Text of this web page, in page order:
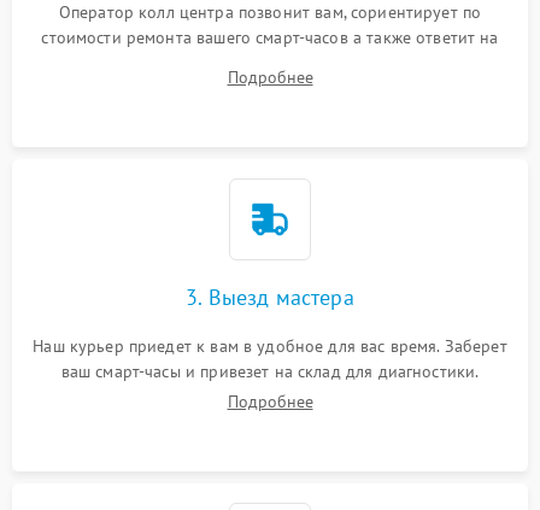
Оператор колл центра позвонит вам, сориентирует по
стоимости ремонта вашего смарт-часов а также ответит на
Подробнее
3. Выезд мастера
Наш курьер приедет к вам в удобное для вас время. Заберет
ваш смарт-часы и привезет на склад для диагностики.
Подробнее